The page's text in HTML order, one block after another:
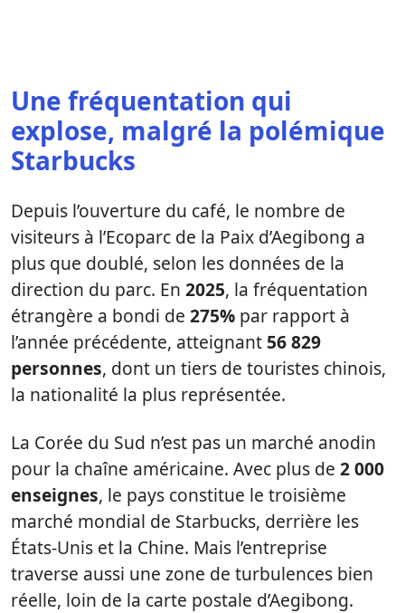
Une fréquentation qui
explose, malgré la polémique
Starbucks
Depuis l’ouverture du café, le nombre de
visiteurs à l’Ecoparc de la Paix d’Aegibong a
plus que doublé, selon les données de la
direction du parc. En 2025, la fréquentation
étrangère a bondi de 275% par rapport à
l’année précédente, atteignant 56 829
personnes, dont un tiers de touristes chinois,
la nationalité la plus représentée.
La Corée du Sud n’est pas un marché anodin
pour la chaîne américaine. Avec plus de 2 000
enseignes, le pays constitue le troisième
marché mondial de Starbucks, derrière les
États-Unis et la Chine. Mais l’entreprise
traverse aussi une zone de turbulences bien
réelle, loin de la carte postale d’Aegibong.